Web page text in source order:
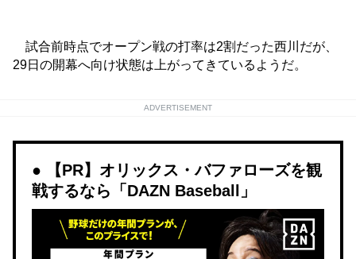
試合前時点でオープン戦の打率は2割だった西川だが、
29日の開幕へ向け状態は上がってきているようだ。
ADVERTISEMENT
【PR】オリックス・バファローズを観
戦するなら「DAZN Baseball」